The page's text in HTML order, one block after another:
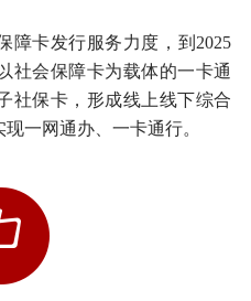
卡发行服务力度，到2025
社会保障卡为载体的一卡通
社保卡，形成线上线下综合
一网通办、一卡通行。